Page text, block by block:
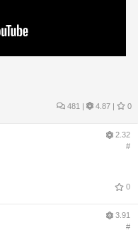
481 | 4.87 | 0
2.32
#
0
3.91
#